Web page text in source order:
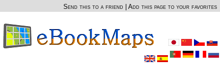
Send this to a friend Add this page to your favorites